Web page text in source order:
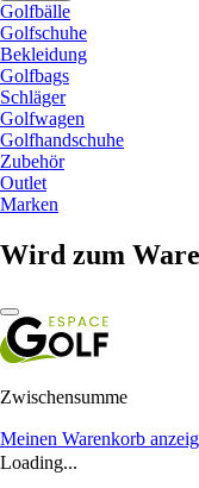
Golfbälle
Golfschuhe
Bekleidung
Golfbags
Schläger
Golfwagen
Golfhandschuhe
Zubehör
Outlet
Marken
Wird zum
Zwischensumme
Meinen Warenkorb
Loading...